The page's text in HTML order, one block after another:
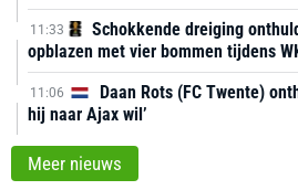
11:33
Schokkende dreiging
opblazen met vier bommen tijdens
11:06
Daan Rots (FC Twente)
hij naar Ajax wil’
Meer nieuws